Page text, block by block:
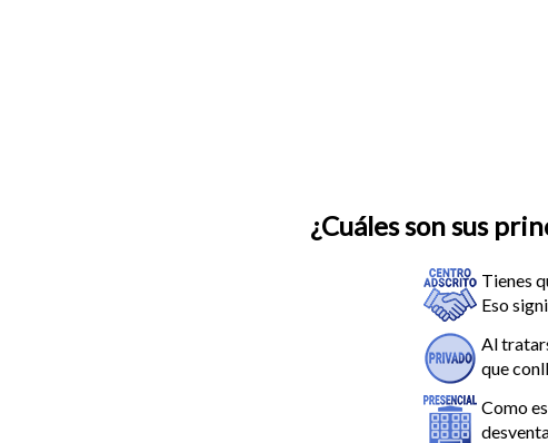
¿Cuáles son sus
Tienes
Eso
Al
que
Como